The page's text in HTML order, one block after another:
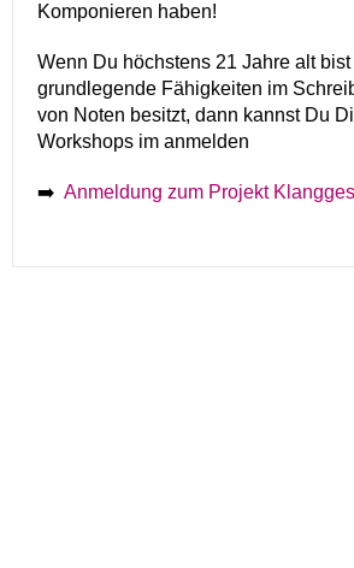
Komponieren haben!
Wenn Du höchstens 21 Jahre alt bist
grundlegende Fähigkeiten im
von Noten besitzt, dann kannst Du
Workshops im anmelden
➡️ Anmeldung zum Projekt